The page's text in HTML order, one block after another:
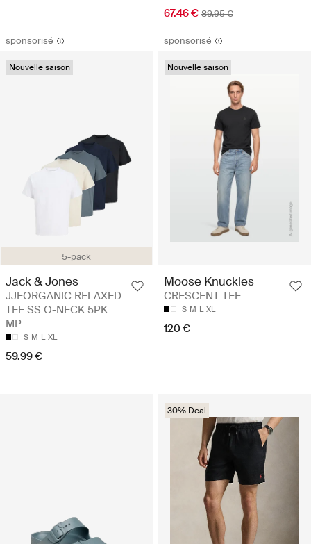
67.46 € 89.95 €
sponsorisé
5-pack
Nouvelle saison
Jack & Jones
JJEORGANIC RELAXED
TEE SS O-NECK 5PK
MP
S M L XL
59.99 €
sponsorisé
Nouvelle saison
Moose Knuckles
CRESCENT TEE
S M L XL
120 €
30% Deal